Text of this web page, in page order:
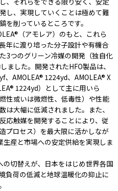
し、実現していくことは極めて難
を削っているところです。
（アモレア）のもと、これら
年に渡り培った分子設計や有機合
3つのグリーン冷媒の開発（独自化
ました。開発されたHFO製品は、
、AMOLEA® 1224yd、AMOLEA® X
1224yd）として主に用いら
性或いは微燃性、低毒性）や性能
は大幅に低減されました。また、
応触媒を開発することにより、従
プロセス）を最大限に活かしなが
産と市場への安定供給を実現しま
切替えが、日本をはじめ世界各国
負荷の低減と地球温暖化の抑止に